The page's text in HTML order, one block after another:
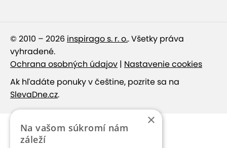
© 2010 – 2026 inspirago s. r. o.. Všetky práva
vyhradené.
Ochrana osobných údajov | Nastavenie cookies
Ak hľadáte ponuky v češtine, pozrite sa na
SlevaDne.cz.
×
Na vašom súkromí nám
záleží